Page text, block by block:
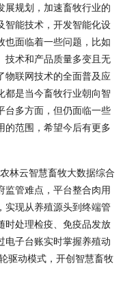
展规划，加速畜牧行业的
智能技术，开发智能化设
也面临着一些问题，比如
技术和产品质量多变且无
物联网技术的全面普及应
都是当今畜牧行业朝向智
台多方面，但仍面临一些
的范围，希望今后有更多
林云智慧畜牧大数据综合
监管难点，平台整合肉用
实现从养殖源头到终端管
时处理检疫、免疫品发放
电子台账实时掌握养殖动
驱动模式，开创智慧畜牧